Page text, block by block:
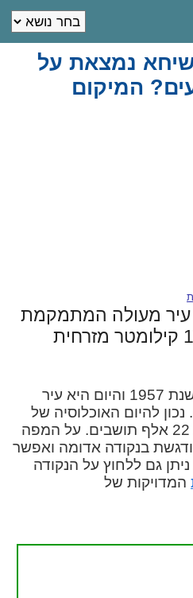
נמצאת על
המיקום
עיר מעולה המתמקמת
באזור הצפון, בערך 17 קילומטר מזרחית
מעלות-תרשיחא נוסדה בשנת 1957 והיום היא עיר
להיום האוכלוסיה של
מעלות-תרשיחא עולה על 22 אלף תושבים. על המפה
בנקודה אדומה ואפשר
גם ללחוץ על הנקודה
המדויקות של